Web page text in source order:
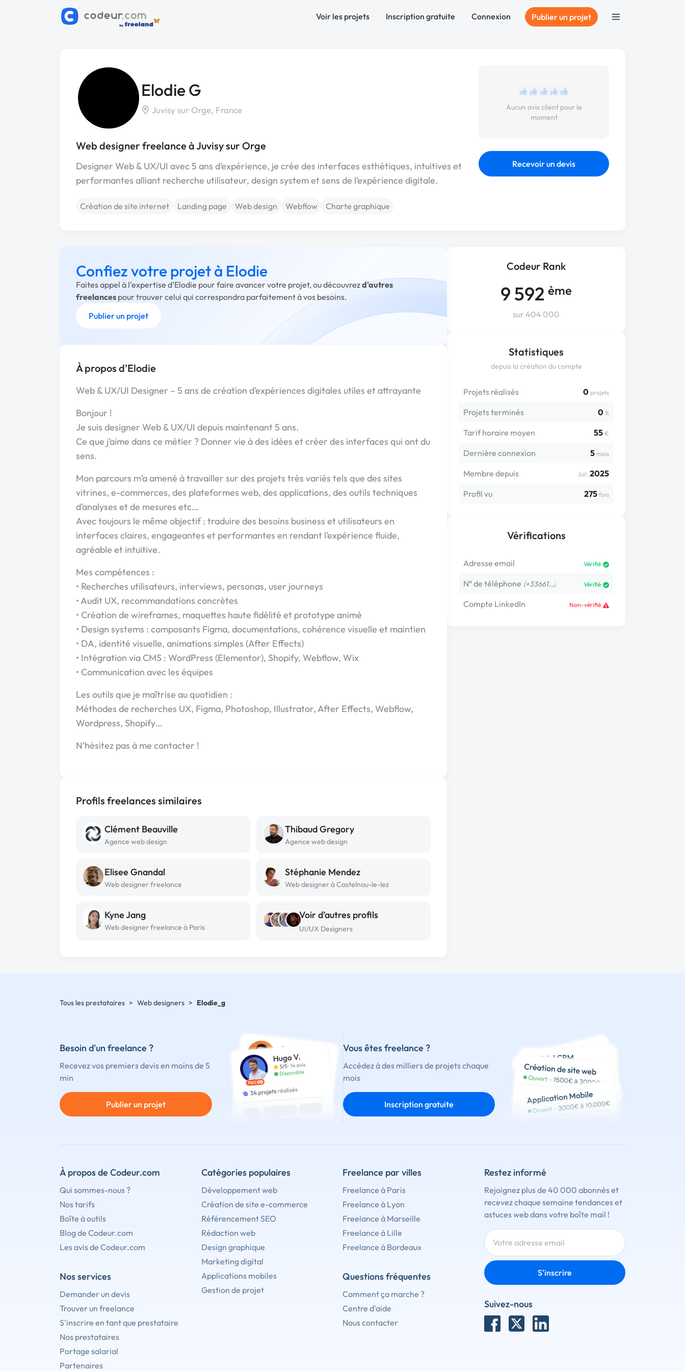
Voir les projets Inscription gratuite Connexion Publier un projet
Elodie G
Juvisy sur Orge, France
Web designer freelance à Juvisy sur Orge
Designer Web & UX/UI avec 5 ans d’expérience, je crée des interfaces esthétiques, intuitives et
performantes alliant recherche utilisateur, design system et sens de l’expérience digitale.
Création de site internet Landing page Web design Webflow Charte graphique
Aucun avis client pour le
moment
Recevoir un devis
Codeur Rank
9 592 ème
sur 404 000
Statistiques
depuis la création du compte
Projets réalisés 0 projets
Projets terminés 0 %
Tarif horaire moyen 55 €
Dernière connexion 5 mois
Membre depuis Juil. 2025
Profil vu
275 fois
Vérifications
Adresse email Vérifié
N° de téléphone (+33661…) Vérifié
Compte LinkedIn Non-vérifié
Confiez votre projet à Elodie
Faites appel à l'expertise d’Elodie pour faire avancer votre projet, ou découvrezd'autres
freelances pour trouver celui qui correspondra parfaitement à vos besoins.
Publier un projet
À propos d’Elodie
Web & UX/UI Designer – 5 ans de création d’expériences digitales utiles et attrayante
Bonjour !
Je suis designer Web & UX/UI depuis maintenant 5 ans.
Ce que j’aime dans ce métier ? Donner vie à des idées et créer des interfaces qui ont du
sens.
Mon parcours m’a amené à travailler sur des projets très variés tels que des sites
vitrines, e-commerces, des plateformes web, des applications, des outils techniques
d’analyses et de mesures etc…
Avec toujours le même objectif : traduire des besoins business et utilisateurs en
interfaces claires, engageantes et performantes en rendant l’expérience fluide,
agréable et intuitive.
Mes compétences :
• Recherches utilisateurs, interviews, personas, user journeys
• Audit UX, recommandations concrètes
• Création de wireframes, maquettes haute fidélité et prototype animé
• Design systems : composants Figma, documentations, cohérence visuelle et maintien
• DA, identité visuelle, animations simples (After Effects)
• Intégration via CMS : WordPress (Elementor), Shopify, Webflow, Wix
• Communication avec les équipes
Les outils que je maîtrise au quotidien :
Méthodes de recherches UX, Figma, Photoshop, Illustrator, After Effects, Webflow,
Wordpress, Shopify…
N’hésitez pas à me contacter !
Profils freelances similaires
Clément Beauville
Agence web design
Thibaud Gregory
Agence web design
Elisee Gnandal
Web designer freelance
Stéphanie Mendez
Web designer à Castelnau-le-lez
Kyne Jang
Web designer freelance à Paris
Voir d’autres profils
UI/UX Designers
Tous les prestataires > Web designers > Elodie_g
Besoin d'un freelance ?
Recevez vos premiers devis en moins de 5
min
Publier un projet
Vous êtes freelance ?
Accédez à des milliers de projets chaque
mois
Inscription gratuite
À propos de Codeur.com
Qui sommes-nous ?
Nos tarifs
Boîte à outils
Blog de Codeur.com
Les avis de Codeur.com
Nos services
Demander un devis
Trouver un freelance
S'inscrire en tant que prestataire
Nos prestataires
Portage salarial
Partenaires
Catégories populaires
Développement web
Création de site e-commerce
Référencement SEO
Rédaction web
Design graphique
Marketing digital
Applications mobiles
Gestion de projet
Freelance par villes
Freelance à Paris
Freelance à Lyon
Freelance à Marseille
Freelance à Lille
Freelance à Bordeaux
Questions fréquentes
Comment ça marche ?
Centre d'aide
Nous contacter
Restez informé
Rejoignez plus de 40 000 abonnés et
recevez chaque semaine tendances et
astuces web dans votre boîte mail !
S'inscrire
Suivez-nous